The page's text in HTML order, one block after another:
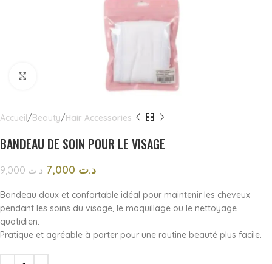
Accueil Beauty Hair Accessories
BANDEAU DE SOIN POUR LE VISAGE
د.ت9,000 د.ت
Bandeau doux et confortable idéal pour maintenir les cheveux
pendant les soins du visage, le maquillage ou le nettoyage
quotidien.
Pratique et agréable à porter pour une routine beauté plus facile.